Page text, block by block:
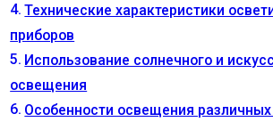
Технические характеристики
приборов
Использование солнечного и
освещения
Особенности освещения различных